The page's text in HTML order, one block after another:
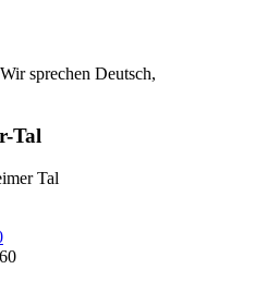
Wir sprechen Deutsch,
Tal
Tal